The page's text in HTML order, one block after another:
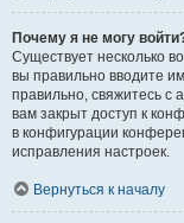
Почему я не могу
Существует несколько
вы правильно вводите
правильно, свяжитесь с
вам закрыт доступ к
в конфигурации
исправления настроек.
Вернуться к началу